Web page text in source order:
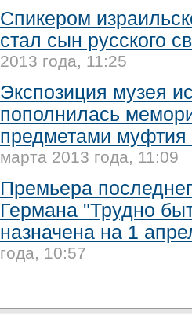
Спикером
стал сын русского
2013 года, 11:25
Экспозиция музея
пополнилась
предметами муфтия
марта 2013 года, 11:09
Премьера
Германа "Трудно
назначена на 1
года, 10:57